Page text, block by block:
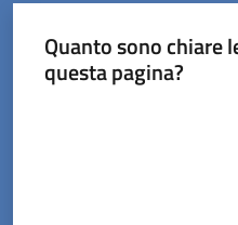
Quanto sono chiare
questa pagina?